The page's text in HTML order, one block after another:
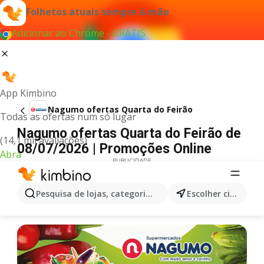
Folhetos atuais sempre à mão
Adicionar ao Chrome - GRÁTIS
App Kimbino
Todas as ofertas num só lugar
(14,1 mil avaliações)
Abra
Pesquisa de lojas, categorias,produtos... Escolher cidade
Nagumo ofertas Quarta do Feirão
Nagumo ofertas Quarta do Feirão de
08/07/2026 | Promoções Online
PUBLICIDADE